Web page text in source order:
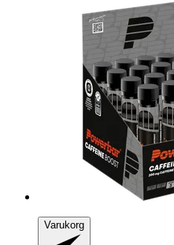
Varukorg